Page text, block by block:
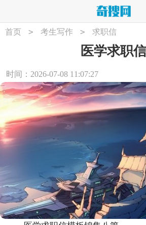
首页 > 考生写作 > 求职信
医学求职信
时间：2026-07-08 11:07:27